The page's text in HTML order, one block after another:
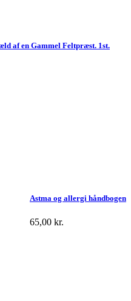
af en Gammel Feltpræst. 1st.
Astma og allergi håndbogen
65,00 kr.